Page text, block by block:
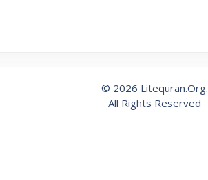
© 2026 Litequran.Org.
All Rights Reserved